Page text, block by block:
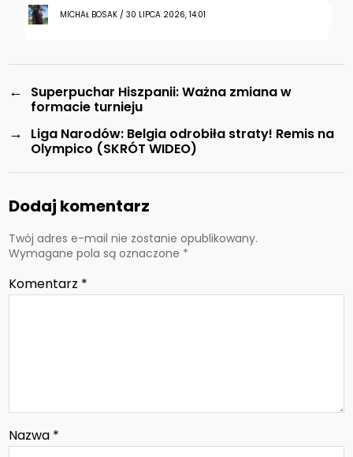
MICHAŁ BOSAK / 30 LIPCA 2026, 14:01
←
Superpuchar Hiszpanii: Ważna zmiana w
formacie turnieju
→
Liga Narodów: Belgia odrobiła straty! Remis na
Olympico (SKRÓT WIDEO)
Dodaj komentarz
Twój adres e-mail nie zostanie opublikowany.
Wymagane pola są oznaczone *
Komentarz *
Nazwa *